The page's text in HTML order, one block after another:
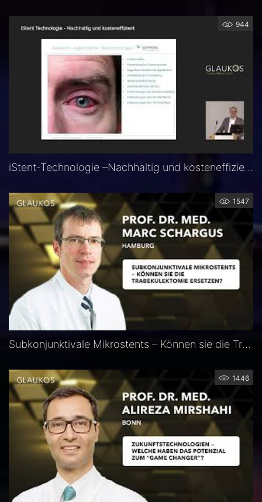
944
iStent-Technologie –Nachhaltig und kosteneffizient – Dr. med. Andreas. K. Cordes
1547
Subkonjunktivale Mikrostents – Können sie die Trabekulektomie ersetzen? — Prof. Marc Schargus
1446